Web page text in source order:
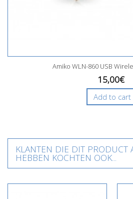
Amiko WLN-860 USB
15,00€
Add to cart
KLANTEN DIE DIT PRODUCT
HEBBEN KOCHTEN OOK...